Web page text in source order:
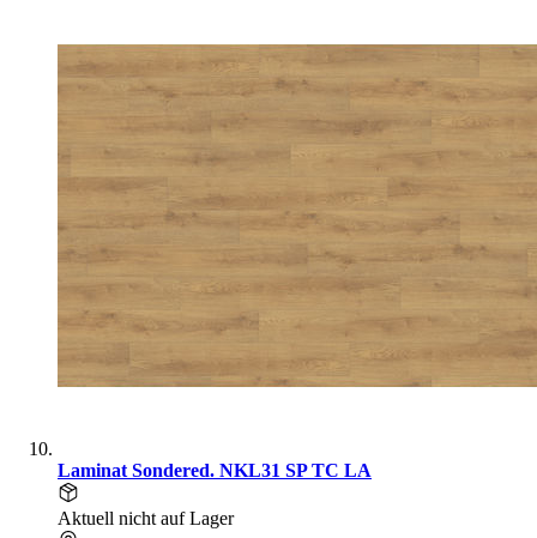
Laminat Sondered. NKL31 SP TC LA
Aktuell nicht auf Lager